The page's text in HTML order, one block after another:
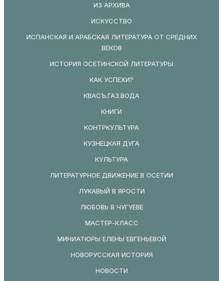
ИЗ АРХИВА
ИСКУССТВО
ИСПАНСКАЯ И АРАБСКАЯ ЛИТЕРАТУРА ОТ СРЕДНИХ
ВЕКОВ
ИСТОРИЯ ОСЕТИНСКОЙ ЛИТЕРАТУРЫ
КАК УСПЕХИ?
КВАСЪ.ГАЗ.ВОДА
КНИГИ
КОНТРКУЛЬТУРА
КУЗНЕЦКАЯ ДУГА
КУЛЬТУРА
ЛИТЕРАТУРНОЕ ДВИЖЕНИЕ В ОСЕТИИ
ЛУКАВЫЙ В ЯРОСТИ
ЛЮБОВЬ В ЧУГУЕВЕ
МАСТЕР-КЛАСС
МИНИАТЮРЫ ЕЛЕНЫ ЕВГЕНЬЕВОЙ
НОВОРУССКАЯ ИСТОРИЯ
НОВОСТИ